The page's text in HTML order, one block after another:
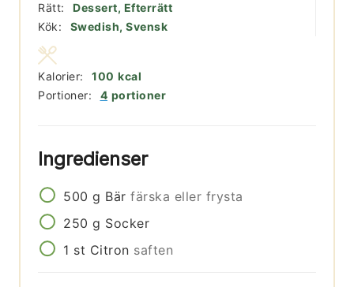
Rätt:
Dessert, Efterrätt
Kök:
Swedish, Svensk
Portioner: 4 portioner
Kalorier: 100 kcal
Ingredienser
500 g Bär färska eller frysta
250 g Socker
1 st Citron saften